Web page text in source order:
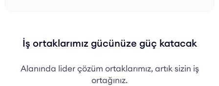
İş ortaklarımız gücünüze güç katacak
Alanında lider çözüm ortaklarımız, artık sizin iş
ortağınız.